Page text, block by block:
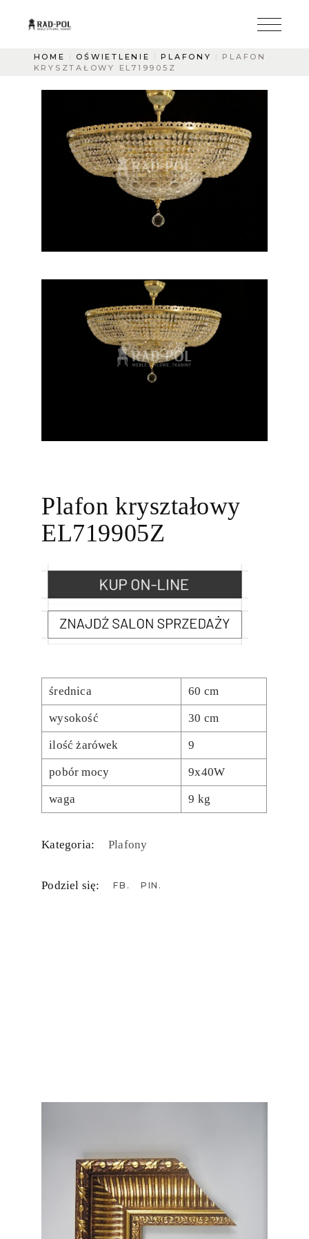
HOME OŚWIETLENIE PLAFONY
PLAFON
KRYSZTAŁOWY EL719905Z
Plafon kryształowy
EL719905Z
średnica 60 cm
wysokość 30 cm
ilość żarówek 9
pobór mocy 9x40W
waga 9 kg
Kategoria: Plafony
Podziel się: FB PIN